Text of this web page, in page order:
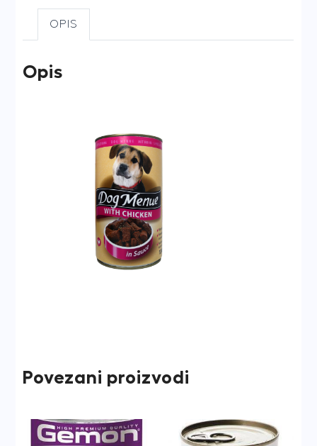
OPIS
Opis
Povezani proizvodi